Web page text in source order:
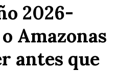
2026-
Amazonas
antes que